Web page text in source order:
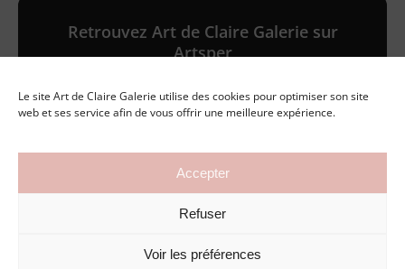
Le site Art de Claire Galerie utilise des cookies pour optimiser son site
web et ses service afin de vous offrir une meilleure expérience.
Accepter
Refuser
Voir les préférences
Retrouvez Art de Claire Galerie sur
Artsper
Galerie en ligne
©2026 Art de Claire Galerie
Politique de confidentialité